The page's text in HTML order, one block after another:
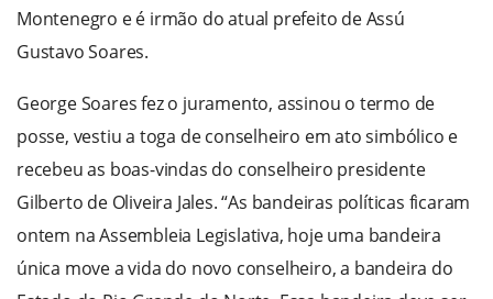
Montenegro e é irmão do atual prefeito de Assú
Gustavo Soares.
George Soares fez o juramento, assinou o termo de
posse, vestiu a toga de conselheiro em ato simbólico e
recebeu as boas-vindas do conselheiro presidente
Gilberto de Oliveira Jales. “As bandeiras políticas ficaram
ontem na Assembleia Legislativa, hoje uma bandeira
única move a vida do novo conselheiro, a bandeira do